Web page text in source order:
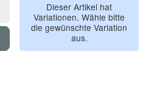
Dieser Artikel hat
Variationen. Wähle bitte
die gewünschte Variation
aus.